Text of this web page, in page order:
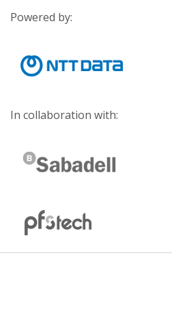
Powered by:
In collaboration with: